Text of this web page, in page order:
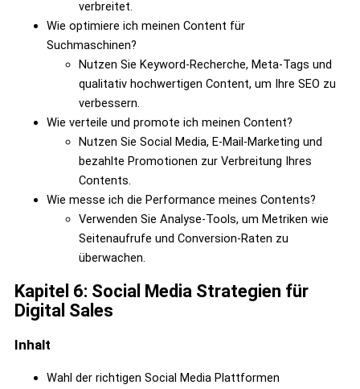
verbreitet.
Wie optimiere ich meinen Content für
Suchmaschinen?
Nutzen Sie Keyword-Recherche, Meta-Tags und
qualitativ hochwertigen Content, um Ihre SEO zu
verbessern.
Wie verteile und promote ich meinen Content?
Nutzen Sie Social Media, E-Mail-Marketing und
bezahlte Promotionen zur Verbreitung Ihres
Contents.
Wie messe ich die Performance meines Contents?
Verwenden Sie Analyse-Tools, um Metriken wie
Seitenaufrufe und Conversion-Raten zu
überwachen.
Kapitel 6: Social Media Strategien für
Digital Sales
Inhalt
Wahl der richtigen Social Media Plattformen